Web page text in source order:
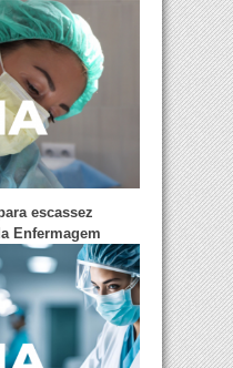
escassez
Enfermagem